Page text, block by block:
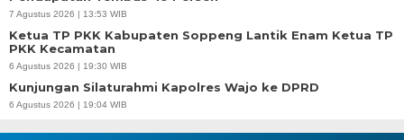
7 Agustus 2026 | 13:53 WIB
Ketua TP PKK Kabupaten Soppeng Lantik Enam Ketua TP
PKK Kecamatan
6 Agustus 2026 | 19:30 WIB
Kunjungan Silaturahmi Kapolres Wajo ke DPRD
6 Agustus 2026 | 19:04 WIB